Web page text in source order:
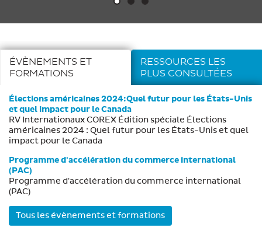
ÉVÈNEMENTS ET
FORMATIONS
RESSOURCES LES
PLUS CONSULTÉES
Élections américaines 2024:Quel futur pour les États-Unis
et quel impact pour le Canada
RV Internationaux COREX Édition spéciale Élections
américaines 2024 : Quel futur pour les États-Unis et quel
impact pour le Canada
Programme d'accélération du commerce international
(PAC)
Programme d'accélération du commerce international
(PAC)
Tous les évènements et formations